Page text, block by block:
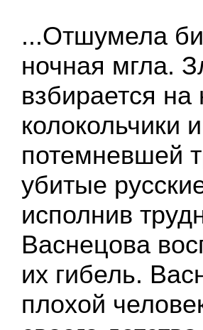
...Отшумела
ночная мгла.
взбирается
колокольчики
потемневшей
убитые
исполнив
Васнецова
их гибель.
плохой